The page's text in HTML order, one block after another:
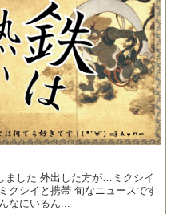
ました 外出した方が…ミクシイ
クシイと携帯 旬なニュースです
なにいるん...